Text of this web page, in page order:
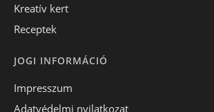
Kreatív kert
Receptek
JOGI INFORMÁCIÓ
Impresszum
Adatvédelmi nyilatkozat